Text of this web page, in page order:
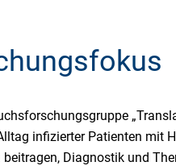
infizierter Patienten mit
Diagnostik und